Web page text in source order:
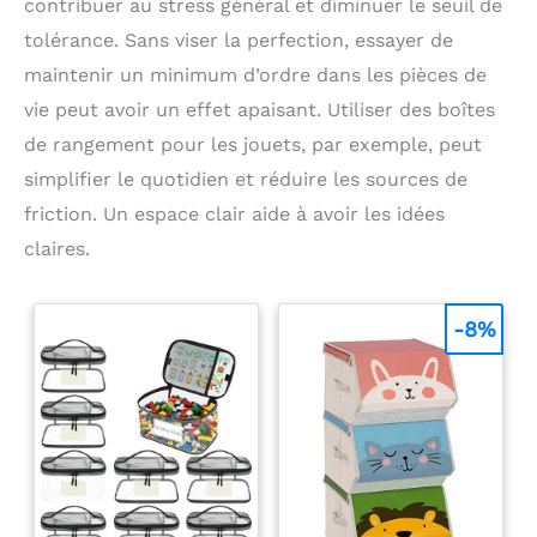
Avec son forme de
pétale, ses courbes
revêtement en teddy
boucé doux associé à des
pieds dorés, ce fauteuil
de coiffeuse respire le
classique. Idéale comme
chaise de coiffeuse,
chaise de salle à manger
ou chaise de salon.
contribuer au stress général et diminuer le seuil de
tolérance. Sans viser la perfection, essayer de
maintenir un minimum d’ordre dans les pièces de
vie peut avoir un effet apaisant. Utiliser des boîtes
de rangement pour les jouets, par exemple, peut
simplifier le quotidien et réduire les sources de
friction. Un espace clair aide à avoir les idées
claires.
-8%